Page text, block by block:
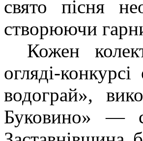
свято пісня
створюючи
Кожен
огляді-
водограй»,
Буковино» —